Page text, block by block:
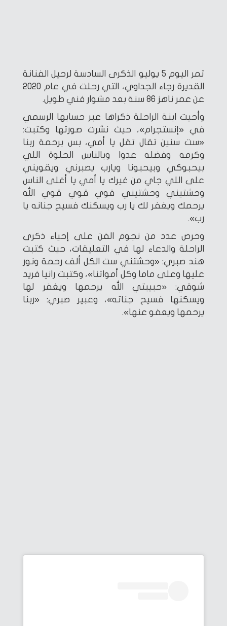
تمر اليوم 5 يوليو الذكرى السادسة لرحيل الفنانة
القديرة رجاء الجداوي، التي رحلت في عام 2020
عن عمر ناهز 86 سنة بعد مشوار فني طويل.
وأحيت ابنة الراحلة ذكراها عبر حسابها الرسمي
في «إنستجرام»، حيث نشرت صورتها وكتبت:
«ست سنين تقال تقل يا أمي، بس برحمة ربنا
وكرمه وفضله عدوا وبالناس الحلوة اللي
بيحبوكي وبيحبونا ويارب يصبرني ويقويني
على اللي جاي من غيرك يا أمي يا أغلى الناس
وحشتيني وحشتيني قوي قوي قوي الله
يرحمك ويغفر لك يا رب ويسكنك فسيح جنانه يا
رب».
وحرص عدد من نجوم الفن على إحياء ذكرى
الراحلة والدعاء لها في التعليقات، حيث كتبت
هند صبري: «وحشتني ست الكل ألف رحمة ونور
عليها وعلى ماما وكل أمواتنا»، وكتبت رانيا فريد
شوقي: «حبيبتي الله يرحمها ويغفر لها
ويسكنها فسيح جناته»، وعبير صبري: «ربنا
يرحمها ويعفو عنها».